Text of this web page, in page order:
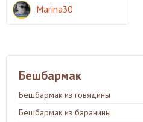
Marina30
Бешбармак
Бешбармак из говядины
Бешбармак из баранины